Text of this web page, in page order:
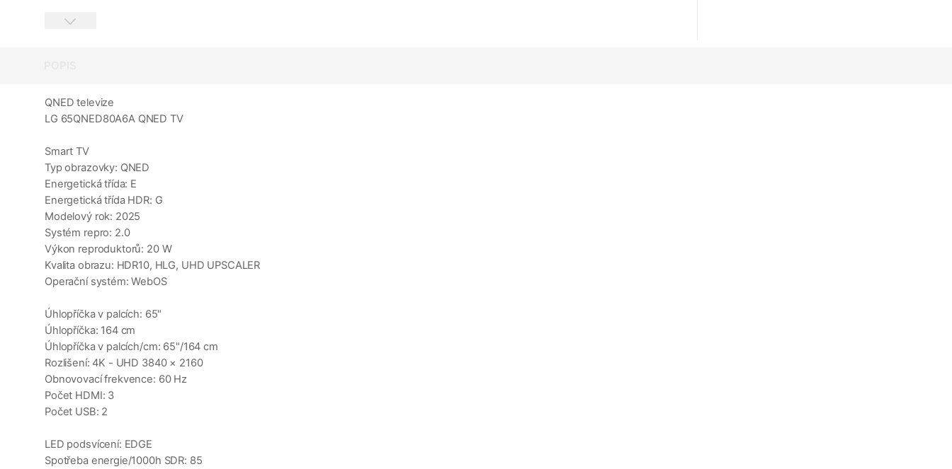
QNED televize
LG 65QNED80A6A QNED TV
Smart TV
Typ obrazovky: QNED
Energetická třída: E
Energetická třída HDR: G
Modelový rok: 2025
Systém repro: 2.0
Výkon reproduktorů: 20 W
Kvalita obrazu: HDR10, HLG, UHD UPSCALER
Operační systém: WebOS
Úhlopříčka v palcích: 65"
Úhlopříčka: 164 cm
Úhlopříčka v palcích/cm: 65"/164 cm
Rozlišení: 4K - UHD 3840 × 2160
Obnovovací frekvence: 60 Hz
Počet HDMI: 3
Počet USB: 2
LED podsvícení: EDGE
Spotřeba energie/1000h SDR: 85